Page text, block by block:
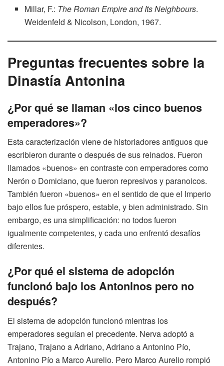
Millar, F.: The Roman Empire and Its Neighbours.
Weidenfeld & Nicolson, London, 1967.
Preguntas frecuentes sobre la
Dinastía Antonina
¿Por qué se llaman «los cinco buenos
emperadores»?
Esta caracterización viene de historiadores antiguos que
escribieron durante o después de sus reinados. Fueron
llamados «buenos» en contraste con emperadores como
Nerón o Domiciano, que fueron represivos y paranoicos.
También fueron «buenos» en el sentido de que el Imperio
bajo ellos fue próspero, estable, y bien administrado. Sin
embargo, es una simplificación: no todos fueron
igualmente competentes, y cada uno enfrentó desafíos
diferentes.
¿Por qué el sistema de adopción
funcionó bajo los Antoninos pero no
después?
El sistema de adopción funcionó mientras los
emperadores seguían el precedente. Nerva adoptó a
Trajano, Trajano a Adriano, Adriano a Antonino Pío,
Antonino Pío a Marco Aurelio. Pero Marco Aurelio rompió